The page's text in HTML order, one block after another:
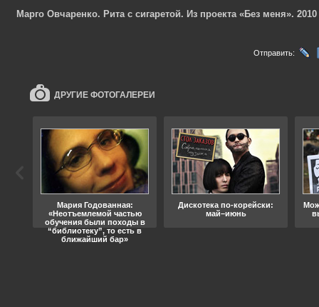
Марго Овчаренко. Рита с сигаретой. Из проекта «Без меня». 2010
Отправить:
ДРУГИЕ ФОТОГАЛЕРЕИ
Мария Годованная:
«Неотъемлемой частью
обучения были походы в
“библиотеку”, то есть в
ближайший бар»
Дискотека по-корейски:
май–июнь